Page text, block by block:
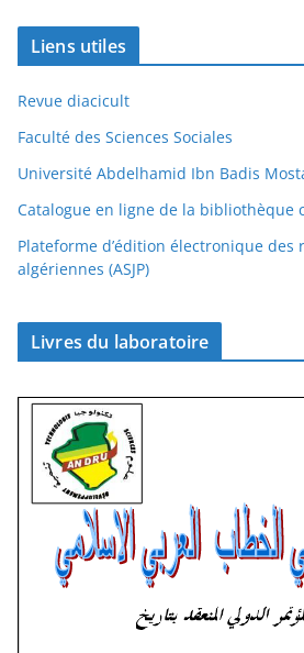
Liens utiles
Revue diacicult
Faculté des Sciences Sociales
Université Abdelhamid Ibn Badis
Catalogue en ligne de la bibliothèque
Plateforme d’édition électronique des
algériennes (ASJP)
Livres du laboratoire